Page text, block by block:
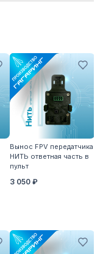
Вынос FPV передатчика
НИТЬ ответная часть в
пульт
3 050 ₽